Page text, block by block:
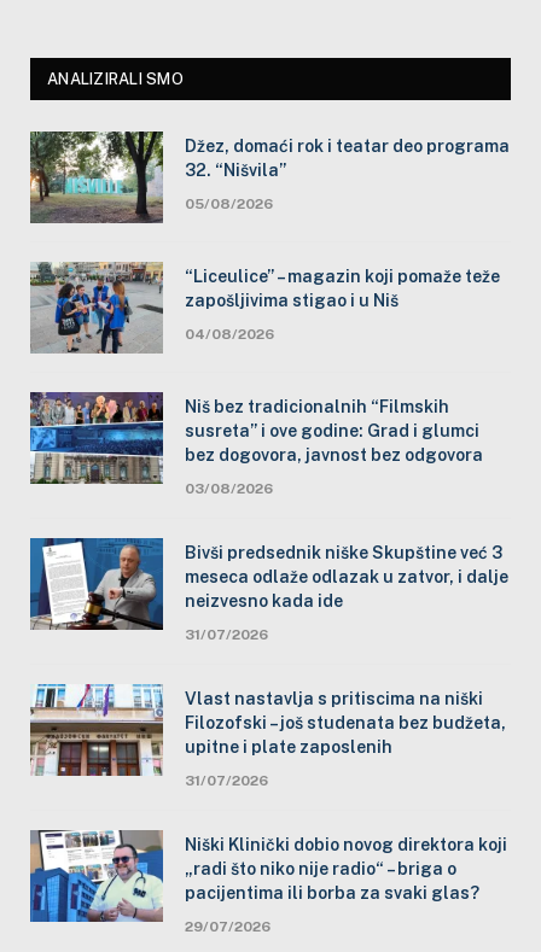
ANALIZIRALI SMO
Džez, domaći rok i teatar deo programa
32. “Nišvila”
05/08/2026
“Liceulice” – magazin koji pomaže teže
zapošljivima stigao i u Niš
04/08/2026
Niš bez tradicionalnih “Filmskih
susreta” i ove godine: Grad i glumci
bez dogovora, javnost bez odgovora
03/08/2026
Bivši predsednik niške Skupštine već 3
meseca odlaže odlazak u zatvor, i dalje
neizvesno kada ide
31/07/2026
Vlast nastavlja s pritiscima na niški
Filozofski – još studenata bez budžeta,
upitne i plate zaposlenih
31/07/2026
Niški Klinički dobio novog direktora koji
„radi što niko nije radio“ – briga o
pacijentima ili borba za svaki glas?
29/07/2026